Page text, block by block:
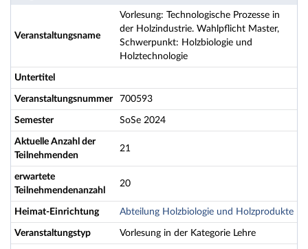
Veranstaltungsname
Vorlesung: Technologische Prozesse in
der Holzindustrie. Wahlpflicht Master,
Schwerpunkt: Holzbiologie und
Holztechnologie
Untertitel
Veranstaltungsnummer 700593
Semester SoSe 2024
Aktuelle Anzahl der
Teilnehmenden
21
erwartete
Teilnehmendenanzahl
20
Heimat-Einrichtung Abteilung Holzbiologie und Holzprodukte
Veranstaltungstyp Vorlesung in der Kategorie Lehre